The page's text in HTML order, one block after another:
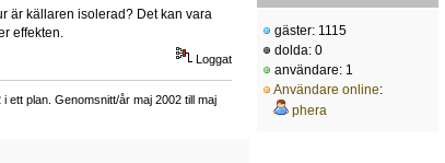
är källaren isolerad? Det kan vara
effekten.
Loggat
ett plan. Genomsnitt/år maj 2002 till maj
gäster: 1115
dolda: 0
användare: 1
Användare online:
phera